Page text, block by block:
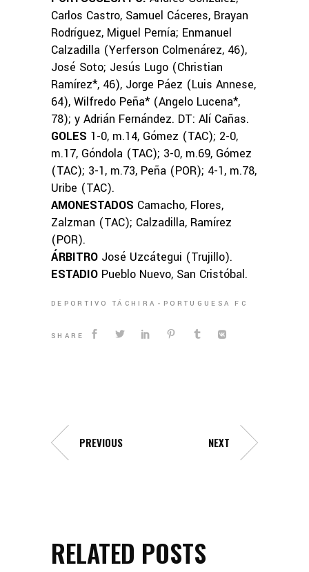
Carlos Castro, Samuel Cáceres, Brayan
Rodríguez, Miguel Pernía; Enmanuel
Calzadilla (Yerferson Colmenárez, 46),
José Soto; Jesús Lugo (Christian
Ramírez*, 46), Jorge Páez (Luis Annese,
64), Wilfredo Peña* (Angelo Lucena*,
78); y Adrián Fernández. DT: Alí Cañas.
GOLES 1-0, m.14, Gómez (TAC); 2-0,
m.17, Góndola (TAC); 3-0, m.69, Gómez
(TAC); 3-1, m.73, Peña (POR); 4-1, m.78,
Uribe (TAC).
AMONESTADOS Camacho, Flores,
Zalzman (TAC); Calzadilla, Ramírez
(POR).
ÁRBITRO José Uzcátegui (Trujillo).
ESTADIO Pueblo Nuevo, San Cristóbal.
DEPORTIVO TÁCHIRA PORTUGUESA FC
SHARE
PREVIOUS NEXT
RELATED POSTS